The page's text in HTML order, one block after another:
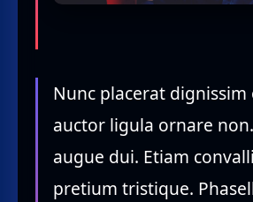
Nunc placerat dignissim
auctor ligula ornare
augue dui. Etiam
pretium tristique.